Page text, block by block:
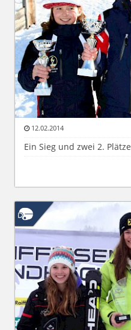
12.02.2014
Ein Sieg und zwei 2. Plätze